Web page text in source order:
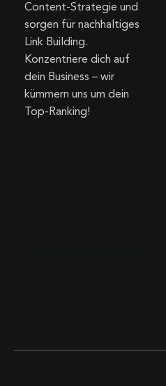
Content-Strategie und
sorgen für nachhaltiges
Link Building.
Konzentriere dich auf
dein Business – wir
kümmern uns um dein
Top-Ranking!